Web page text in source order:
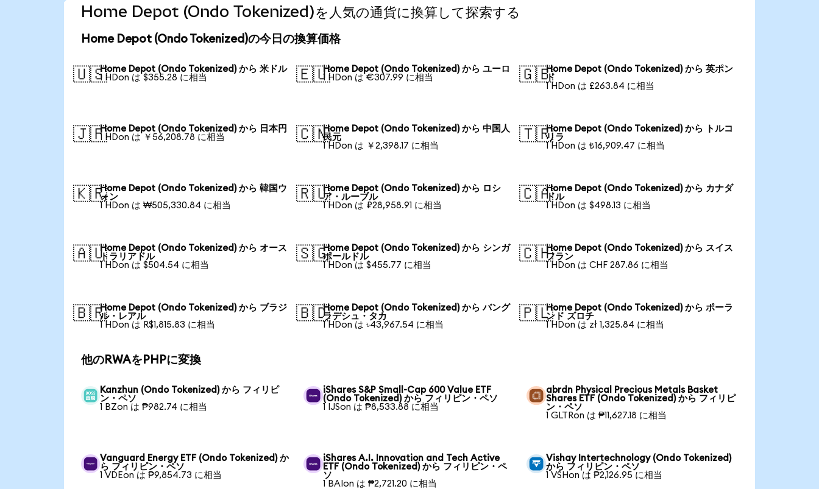
Home Depot (Ondo Tokenized)を人気の通貨に換算して探索する
Home Depot (Ondo Tokenized)の今日の換算価格
🇺🇸Home Depot (Ondo Tokenized) から 米ドル
1 HDon は $355.28 に相当
🇪🇺Home Depot (Ondo Tokenized) から ユーロ
1 HDon は €307.99 に相当
🇬🇧Home Depot (Ondo Tokenized) から 英ポン
ド
1 HDon は £263.84 に相当
🇯🇵Home Depot (Ondo Tokenized) から 日本円
1 HDon は ￥56,208.78 に相当
🇨🇳Home Depot (Ondo Tokenized) から 中国人
民元
1 HDon は ￥2,398.17 に相当
🇹🇷Home Depot (Ondo Tokenized) から トルコ
リラ
1 HDon は ₺16,909.47 に相当
🇰🇷Home Depot (Ondo Tokenized) から 韓国ウ
ォン
1 HDon は ₩505,330.84 に相当
🇷🇺Home Depot (Ondo Tokenized) から ロシ
ア・ルーブル
1 HDon は ₽28,958.91 に相当
🇨🇦Home Depot (Ondo Tokenized) から カナダ
ドル
1 HDon は $498.13 に相当
🇦🇺Home Depot (Ondo Tokenized) から オース
トラリアドル
1 HDon は $504.54 に相当
🇸🇬Home Depot (Ondo Tokenized) から シンガ
ポールドル
1 HDon は $455.77 に相当
🇨🇭Home Depot (Ondo Tokenized) から スイス
フラン
1 HDon は CHF 287.86 に相当
🇧🇷Home Depot (Ondo Tokenized) から ブラジ
ル・レアル
1 HDon は R$1,815.83 に相当
🇧🇩Home Depot (Ondo Tokenized) から バング
ラデシュ・タカ
1 HDon は ৳43,967.54 に相当
🇵🇱Home Depot (Ondo Tokenized) から ポーラ
ンド ズロチ
1 HDon は zł 1,325.84 に相当
他のRWAをPHPに変換
Kanzhun (Ondo Tokenized) から フィリピ
ン・ペソ
1 BZon は ₱982.74 に相当
iShares S&P Small-Cap 600 Value ETF
(Ondo Tokenized) から フィリピン・ペソ
1 IJSon は ₱8,533.88 に相当
abrdn Physical Precious Metals Basket
Shares ETF (Ondo Tokenized) から フィリピ
ン・ペソ
1 GLTRon は ₱11,627.18 に相当
Vanguard Energy ETF (Ondo Tokenized) か
ら フィリピン・ペソ
1 VDEon は ₱9,854.73 に相当
iShares A.I. Innovation and Tech Active
ETF (Ondo Tokenized) から フィリピン・ペ
ソ
1 BAIon は ₱2,721.20 に相当
Vishay Intertechnology (Ondo Tokenized)
から フィリピン・ペソ
1 VSHon は ₱2,126.95 に相当